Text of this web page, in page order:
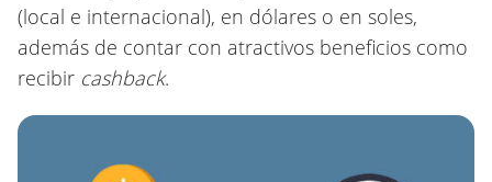
(local e internacional), en dólares o en soles,
además de contar con atractivos beneficios como
recibir cashback.